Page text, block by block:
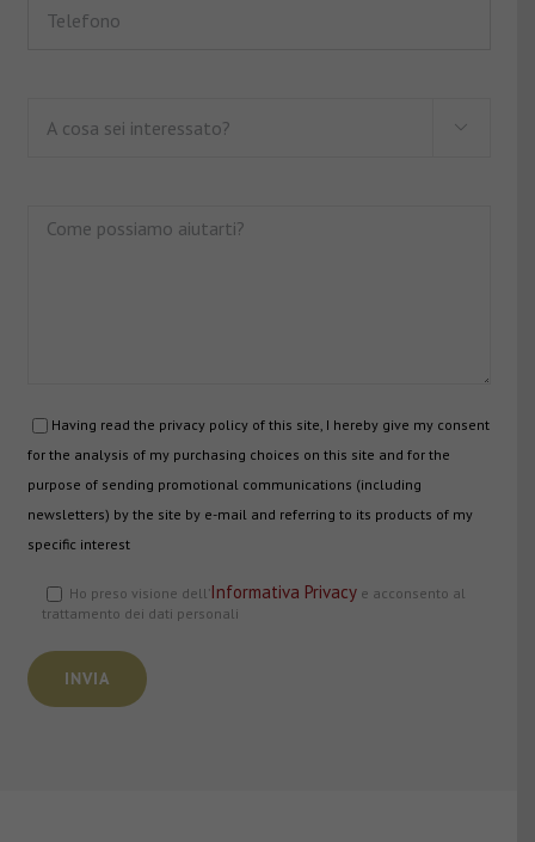

Having read the privacy policy of this site, I hereby give my consent
for the analysis of my purchasing choices on this site and for the
purpose of sending promotional communications (including
newsletters) by the site by e-mail and referring to its products of my
specific interest
Ho preso visione dell’Informativa Privacye acconsento al
trattamento dei dati personali
Si prega di lasciare vuoto questo campo.